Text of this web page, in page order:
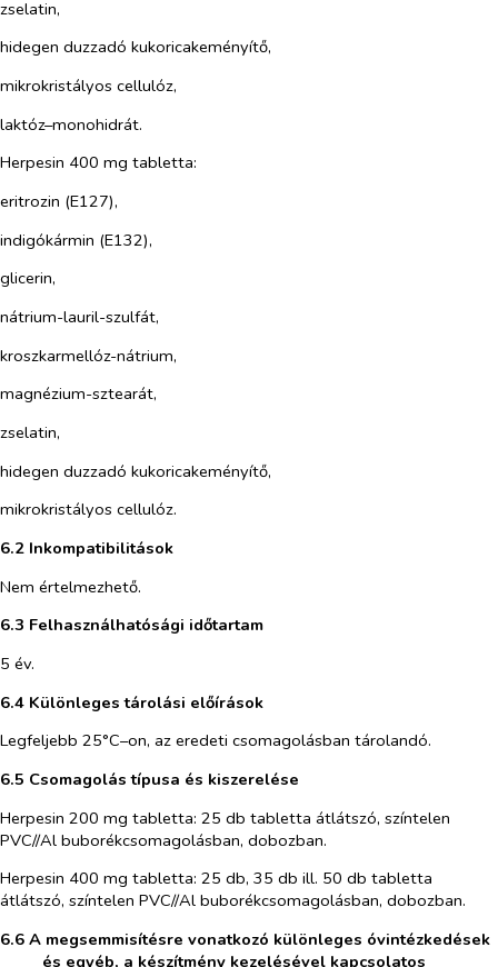
zselatin,
hidegen duzzadó kukoricakeményítő,
mikrokristályos cellulóz,
laktóz–monohidrát.
Herpesin 400 mg tabletta:
eritrozin (E127),
indigókármin (E132),
glicerin,
nátrium-lauril-szulfát,
kroszkarmellóz-nátrium,
magnézium-sztearát,
zselatin,
hidegen duzzadó kukoricakeményítő,
mikrokristályos cellulóz.
6.2 Inkompatibilitások
Nem értelmezhető.
6.3 Felhasználhatósági időtartam
5 év.
6.4 Különleges tárolási előírások
Legfeljebb 25°C–on, az eredeti csomagolásban tárolandó.
6.5 Csomagolás típusa és kiszerelése
Herpesin 200 mg tabletta: 25 db tabletta átlátszó, színtelen
PVC//Al buborékcsomagolásban, dobozban.
Herpesin 400 mg tabletta: 25 db, 35 db ill. 50 db tabletta
átlátszó, színtelen PVC//Al buborékcsomagolásban, dobozban.
6.6 A megsemmisítésre vonatkozó különleges óvintézkedések
és egyéb, a készítmény kezelésével kapcsolatos